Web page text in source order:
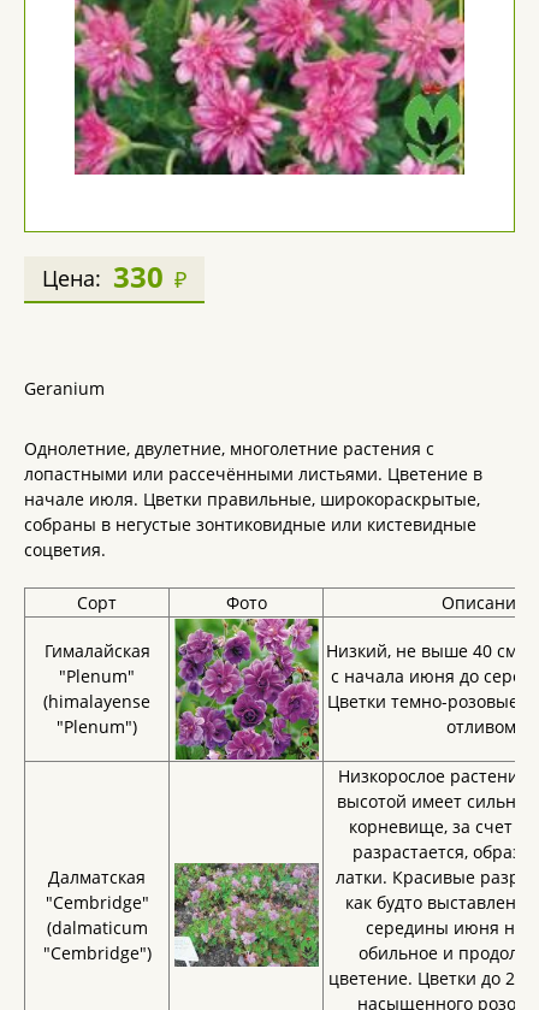
Цена: 330 ₽
Geranium
Однолетние, двулетние, многолетние растения с
лопастными или рассечёнными листьями. Цветение в
начале июля. Цветки правильные, широкораскрытые,
собраны в негустые зонтиковидные или кистевидные
соцветия.
Сорт Фото Описание
Гималайская
"Plenum"
(himalayense
"Plenum")
Низкий, не выше 40 см
с начала июня до
Цветки темно-розовые
отливом.
Далматская
"Cembridge"
(dalmaticum
"Cembridge")
Низкорослое растение
высотой имеет сильно
корневище, за счет
разрастается,
латки. Красивые
как будто выставлены
середины июня
обильное и
цветение. Цветки до 2
насыщенного